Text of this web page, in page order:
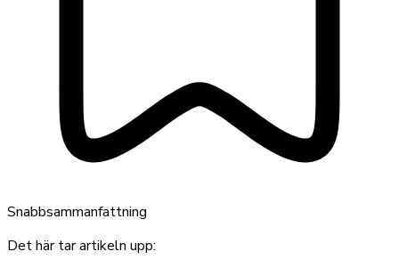
Snabbsammanfattning
Det här tar artikeln upp: